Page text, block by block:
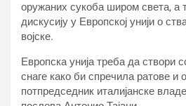
оружаних сукоба широм света, а
дискусију у Европској унији о
војске.
Европска унија треба да створи
снаге како би спречила ратове и
потпредседник италијанске